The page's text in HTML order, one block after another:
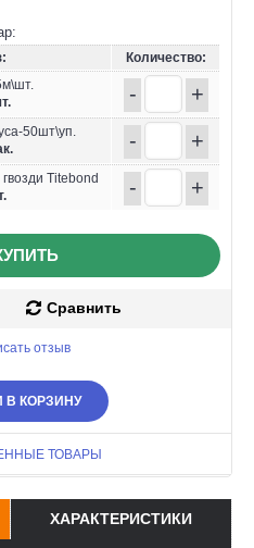
Количество:
- +
50шт\уп.
- +
Titebond
- +
Сравнить
отзыв
В КОРЗИНУ
ТОВАРЫ
ХАРАКТЕРИСТИКИ